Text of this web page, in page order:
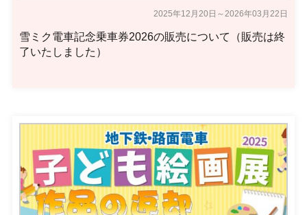
2025年12月20日～2026年03月22日
雪ミク電車記念乗車券2026の販売について（販売は終
了いたしました）